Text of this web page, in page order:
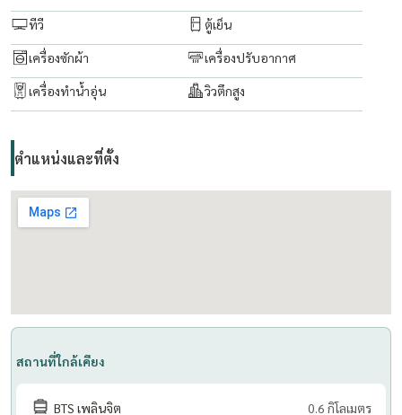
- Co-working space and library
- 24-hour security and CCTV
- Garden and relaxation areas
--------------------------------------
Rapeephan
Tel:
WeChat: condo56
Line ID: @condo56
ทีวี ตู้เย็น
เครื่องซักผ้า เครื่องปรับอากาศ
เครื่องทำน้ำอุ่น วิวตึกสูง
ตำแหน่งและที่ตั้ง
สถานที่ใกล้เคียง
BTS เพลินจิต 0.6 กิโลเมตร